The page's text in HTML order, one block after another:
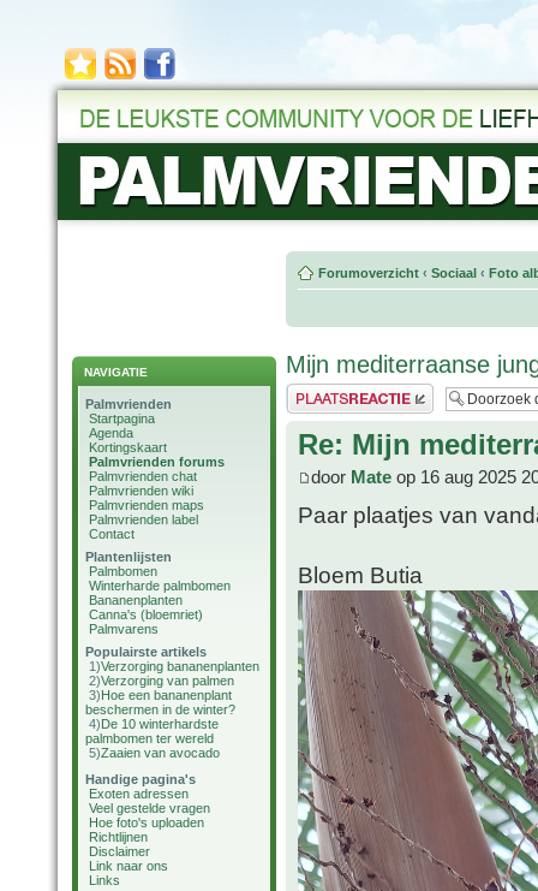
NAVIGATIE
Palmvrienden
Startpagina
Agenda
Kortingskaart
Palmvrienden forums
Palmvrienden chat
Palmvrienden wiki
Palmvrienden maps
Palmvrienden label
Contact
Plantenlijsten
Palmbomen
Winterharde palmbomen
Bananenplanten
Canna's (bloemriet)
Palmvarens
Populairste artikels
1)Verzorging bananenplanten
2)Verzorging van palmen
3)Hoe een bananenplant
beschermen in de winter?
4)De 10 winterhardste
palmbomen ter wereld
5)Zaaien van avocado
Handige pagina's
Exoten adressen
Veel gestelde vragen
Hoe foto's uploaden
Richtlijnen
Disclaimer
Link naar ons
Links
Forumoverzicht ‹ Sociaal ‹ Foto
Mijn mediterraanse
Plaats een reactie
Re: Mijn
door Mate op 16 aug 2025
Paar plaatjes van
Bloem Butia